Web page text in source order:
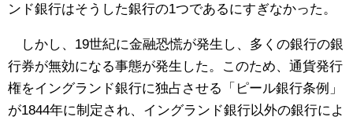
ンド銀行はそうした銀行の1つであるにすぎなかった。
しかし、19世紀に金融恐慌が発生し、多くの銀行の銀
行券が無効になる事態が発生した。このため、通貨発行
権をイングランド銀行に独占させる「ピール銀行条例」
が1844年に制定され、イングランド銀行以外の銀行によ